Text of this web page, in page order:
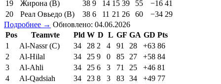
19 Жирона (В) 38 9 14 15 39 55 −16 41
20
Реал Овьедо (В) 38 6 11 21 26 60 −34 29
Подробнее → Обновлено: 04.06.2026
Pos
Teamvte Pld W D L GF GA GD Pts
1
Al-Nassr (C) 34 28 2 4 91 28 +63 86
2
Al-Hilal 34 25 9 0 85 27 +58 84
3
Al-Ahli 34 25 6 3 71 25 +46 81
4
Al-Qadsiah 34 23 8 3 83 34 +49 77